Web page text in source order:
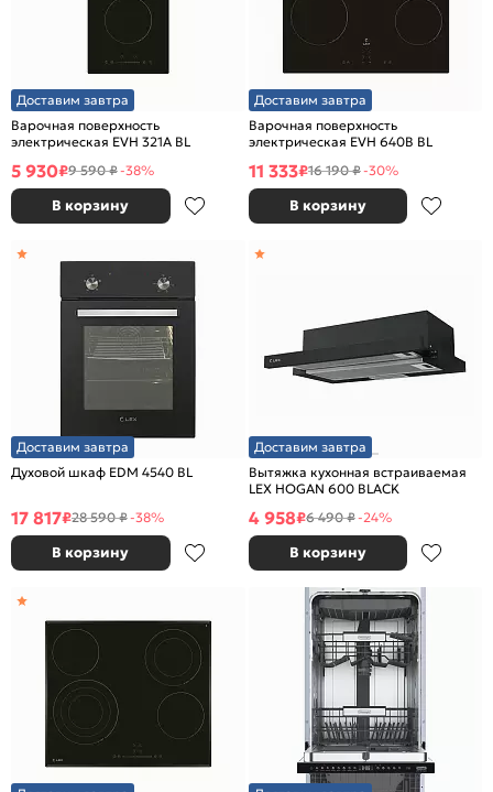
Доставим завтра
Варочная поверхность
электрическая EVH 321A BL
5 930₽9 590 ₽-38%
В корзину
Доставим завтра
Варочная поверхность
электрическая EVH 640B BL
11 333₽16 190 ₽-30%
В корзину
Доставим завтра
Духовой шкаф EDM 4540 BL
17 817₽28 590 ₽-38%
В корзину
Доставим завтра
Вытяжка кухонная встраиваемая
LEX HOGAN 600 BLACK
4 958₽6 490 ₽-24%
В корзину